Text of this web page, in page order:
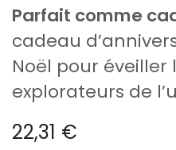
Parfait comme
cadeau
Noël pour éveiller
explorateurs de
22,31 €